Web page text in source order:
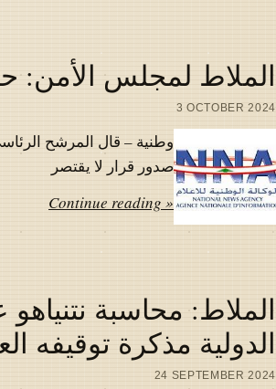
الملاط لمجلس الأمن:
3 OCTOBER 2024
وطنية – قال المرشح
صدور قرار لا يقتصر
Continue reading »
الملاط: محاسبة نتنياهو
الدولية مذكرة توقيفه
24 SEPTEMBER 2024